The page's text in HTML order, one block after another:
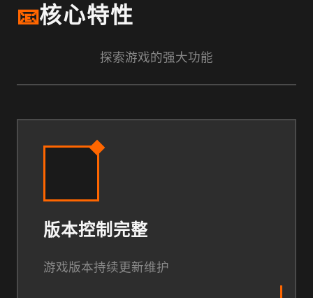
📧核心特性
探索游戏的强大功能
版本控制完整
游戏版本持续更新维护